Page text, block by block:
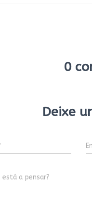
0
Deixe
está a pensar?